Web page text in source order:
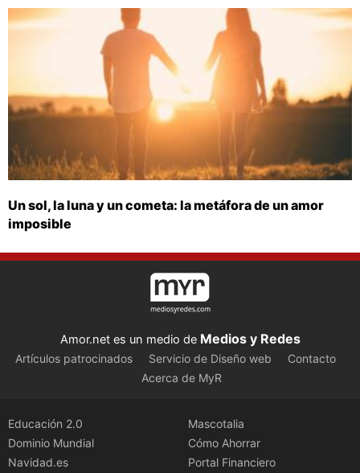
Un sol, la luna y un cometa: la metáfora de un amor
imposible
Amor.net es un medio de Medios y Redes
Artículos patrocinados Servicio de Diseño web
Contacto
Acerca de MyR
Educación 2.0
Dominio Mundial
Navidad.es
Mascotalia
Cómo Ahorrar
Portal Financiero